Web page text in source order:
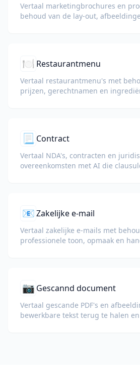
Vertaal marketingbrochures en
behoud van de lay-out,
🍽️ Restaurantmenu
Vertaal restaurantmenu's met
prijzen, gerechtnamen en
📃 Contract
Vertaal NDA's, contracten en
overeenkomsten met AI die
📧Zakelijke e-mail
Vertaal zakelijke e-mails met
professionele toon, opmaak en
📷 Gescannd document
Vertaal gescande PDF's en
bewerkbare tekst terug te halen